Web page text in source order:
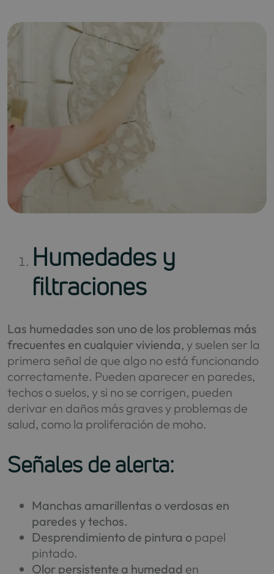
Humedades y
filtraciones
Las humedades son uno de los problemas más
frecuentes en cualquier vivienda, y suelen ser la
primera señal de que algo no está funcionando
correctamente. Pueden aparecer en paredes,
techos o suelos, y si no se corrigen, pueden
derivar en daños más graves y problemas de
salud, como la proliferación de moho.
Señales de alerta:
Manchas amarillentas o verdosas en
paredes y techos.
Desprendimiento de pintura opapel
pintado.
Olor persistente a humedad en